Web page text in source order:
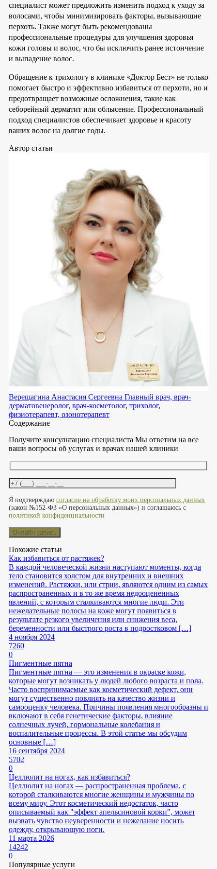
специалист может предложить изменить подход к уходу за
волосами, чтобы минимизировать факторы, вызывающие
перхоть. Также могут быть рекомендованы
профессиональные процедуры для улучшения здоровья
кожи головы и волос, что бы исключить ранее истончение
и выпадение волос.
Обращение к трихологу в клинике «Доктор Бест» не только
помогает быстро и эффективно избавиться от перхоти, но и
предотвращает возможные осложнения, такие как
себорейный дерматит или облысение. Профессиональный
подход специалистов обеспечивает здоровье и красоту
ваших волос на долгие годы.
Автор статьи
Верещагина Анастасия Сергеевна Главный врач, врач-
дерматовенеролог, врач-косметолог, трихолог,
физиотерапевт, озонотерапевт
Содержание
Получите консультацию специалиста Мы ответим на все
ваши вопросы об услугах и врачах нашей клиники
Я подтверждаю согласие на обработку моих персональных данных
(закон №152-ФЗ «О персональных данных») и соглашаюсь с
политикой конфиденциальности
Похожие статьи
Как избавиться от растяжек?
В каждой человеческой жизни наступают моменты, когда
тело становится холстом для внутренних и внешних
изменений. Растяжки, или стрии, являются одним из самых
распространенных и в то же время недооцененных
явлений, с которым сталкиваются многие люди. Эти
нежелательные полосы на коже могут появиться в
результате резкого увеличения или снижения веса,
беременности или быстрого роста в подростковом […]
4 ноября 2024
7260
0
Пигментные пятна
Пигментные пятна — это изменения в окраске кожи,
которые могут возникать у людей любого возраста и пола.
Часто воспринимаемые как косметический дефект, они
могут существенно повлиять на качество жизни и
самооценку человека. Причины появления многообразны и
включают в себя генетические факторы, влияние
солнечных лучей, гормональные колебания и
воспалительные процессы. В этой статье мы обсудим
основные […]
16 сентября 2024
5702
0
Целлюлит на ногах, как избавиться?
Целлюлит на ногах — распространенная проблема, с
которой сталкиваются многие женщины и мужчины по
всему миру. Этот косметический недостаток, часто
описываемый как "эффект апельсиновой корки", может
вызвать чувство неуверенности и нежелание носить
одежду, открывающую ноги.
11 марта 2026
14242
0
Популярные услуги